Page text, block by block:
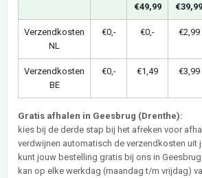
€49,99
€39,99
Verzendkosten
NL
€0,- €0,- €2,99
Verzendkosten
BE
€0,- €1,49 €3,99
Gratis afhalen in Geesbrug (Drenthe):
kies bij de derde stap bij het afreken voor
verdwijnen automatisch de verzendkosten uit
kunt jouw bestelling gratis bij ons in
kan op elke werkdag (maandag t/m vrijdag)